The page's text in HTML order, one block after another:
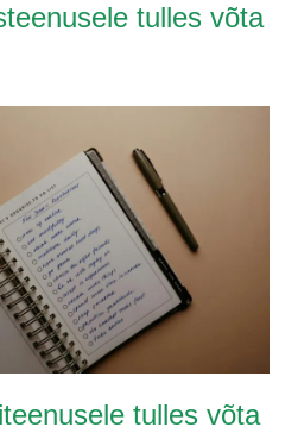
tulles võta
tulles võta